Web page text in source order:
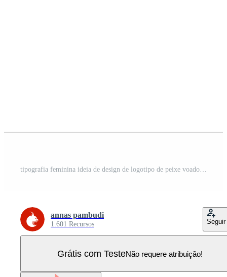
tipografia feminina ideia de design de logotipo de peixe voador Vetor Pro
annas pambudi
1.601 Recursos Seguir
Grátis com TesteNão requere atribuição!